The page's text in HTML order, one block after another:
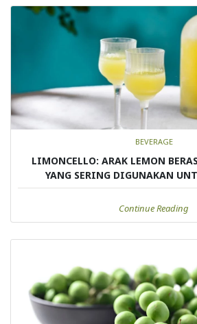
BEVERAGE
LIMONCELLO: ARAK LEMON
YANG SERING DIGUNAKAN
Continue Reading